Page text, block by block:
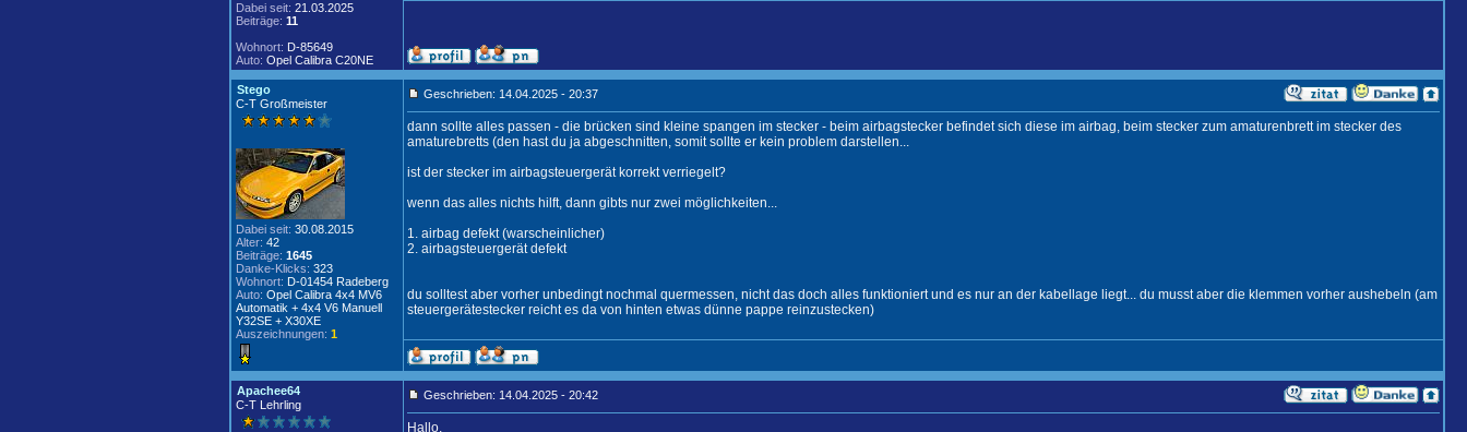
Dabei seit: 21.03.2025
Beiträge: 11
Wohnort: D-85649
Auto: Opel Calibra C20NE
Stego
C-T Großmeister
Dabei seit: 30.08.2015
Alter: 42
Beiträge: 1645
Danke-Klicks: 323
Wohnort: D-01454 Radeberg
Auto: Opel Calibra 4x4 MV6
Automatik + 4x4 V6 Manuell
Y32SE + X30XE
Auszeichnungen: 1
Geschrieben: 14.04.2025 - 20:37
dann sollte alles passen - die brücken sind kleine spangen im stecker - beim airbagstecker befindet sich diese im airbag, beim stecker zum amaturenbrett im stecker des
amaturebretts (den hast du ja abgeschnitten, somit sollte er kein problem darstellen...
ist der stecker im airbagsteuergerät korrekt verriegelt?
wenn das alles nichts hilft, dann gibts nur zwei möglichkeiten...
1. airbag defekt (warscheinlicher)
2. airbagsteuergerät defekt
du solltest aber vorher unbedingt nochmal quermessen, nicht das doch alles funktioniert und es nur an der kabellage liegt... du musst aber die klemmen vorher aushebeln (am
steuergerätestecker reicht es da von hinten etwas dünne pappe reinzustecken)
Apachee64
C-T Lehrling
Geschrieben: 14.04.2025 - 20:42
Hallo,